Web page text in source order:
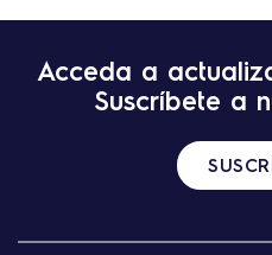
Acceda a
Suscríbete a